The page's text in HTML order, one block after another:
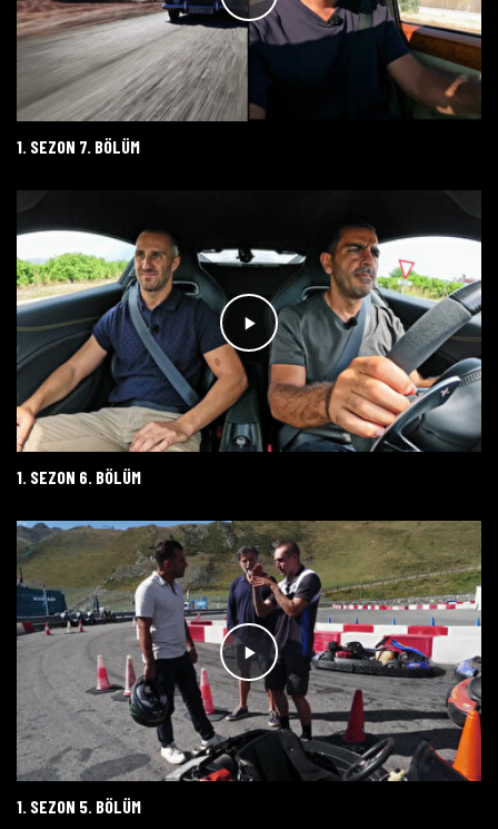
1. SEZON 7. BÖLÜM
1. SEZON 6. BÖLÜM
1. SEZON 5. BÖLÜM